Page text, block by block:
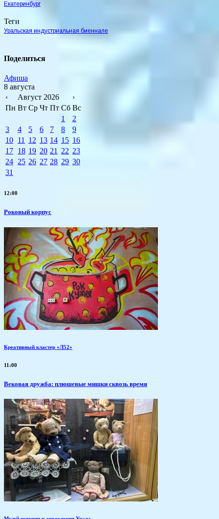
Екатеринбург
Теги
Уральская индустриальная биеннале
Поделиться
Афиша
8 августа
‹
Август 2026
›
Пн Вт Ср Чт Пт Сб Вс
1
2
3
4 5 6 7 8
9
10 11 12 13 14 15 16
17 18 19 20 21 22 23
24 25 26 27 28 29 30
31
12:00
Роковый корпус
Креативный кластер «Л52»
11:00
Вековая дружба: плюшевые мишки сквозь время